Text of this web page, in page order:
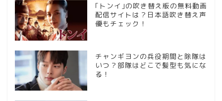
｢トンイ｣の吹き替え版の無料動画
配信サイトは？日本語吹き替え声
優もチェック！
チャンギヨンの兵役期間と除隊は
いつ？部隊はどこで髪型も気にな
る！